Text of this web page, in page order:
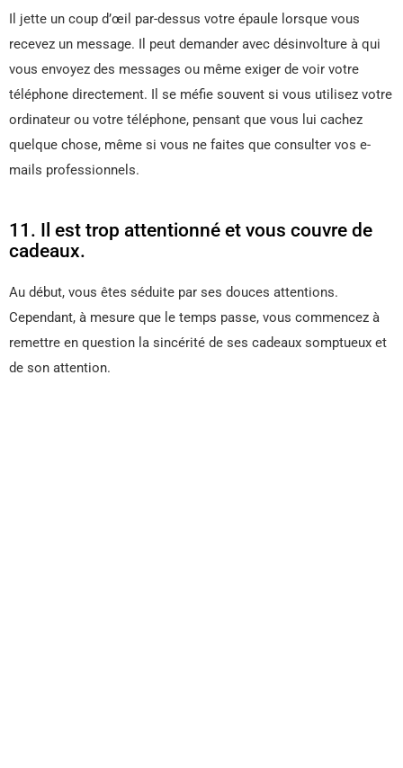
Il jette un coup d’œil par-dessus votre épaule lorsque vous
recevez un message. Il peut demander avec désinvolture à qui
vous envoyez des messages ou même exiger de voir votre
téléphone directement. Il se méfie souvent si vous utilisez votre
ordinateur ou votre téléphone, pensant que vous lui cachez
quelque chose, même si vous ne faites que consulter vos e-
mails professionnels.
11. Il est trop attentionné et vous couvre de
cadeaux.
Au début, vous êtes séduite par ses douces attentions.
Cependant, à mesure que le temps passe, vous commencez à
remettre en question la sincérité de ses cadeaux somptueux et
de son attention.